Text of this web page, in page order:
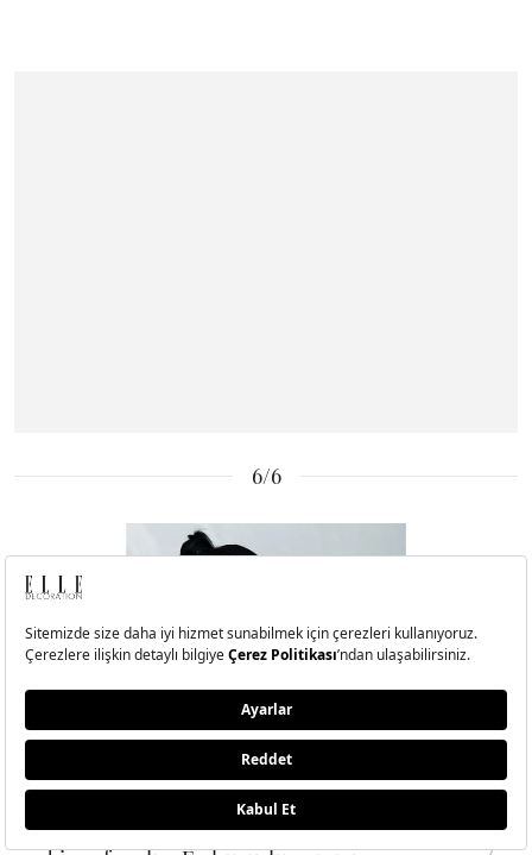
6/6
UYUMAYI DENEYİN
Işıkları kapatın, gözlerinizi kapatın ve derin
Getty